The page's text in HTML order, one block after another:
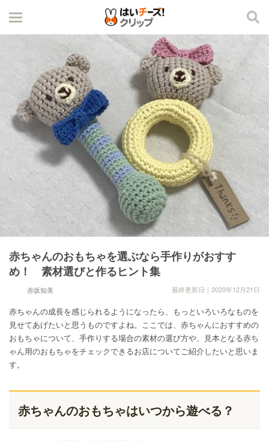
赤ちゃんのおもちゃを選ぶなら手作りがおすす
め！ 素材選びと作るヒント集
赤坂知美 最終更新日｜2020年12月21日
赤ちゃんの成長を感じられるようになったら、もっといろいろなものを
見せてあげたいと思うものですよね。ここでは、赤ちゃんにおすすめの
おもちゃについて、手作りする場合の素材の選び方や、見本となる赤ち
ゃん用のおもちゃをチェックできるお店についてご紹介したいと思いま
す。
赤ちゃんのおもちゃはいつから遊べる？